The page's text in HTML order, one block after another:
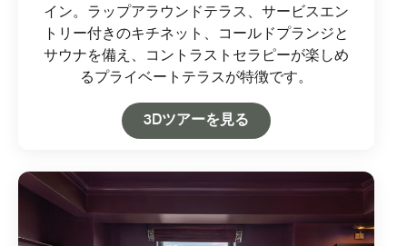
イン。ラップアラウンドテラス、サービスエン
トリー付きのキチネット、コールドプランジと
サウナを備え、コントラストセラピーが楽しめ
るプライベートテラスが特徴です。
3Dツアーを見る Open in New Tab